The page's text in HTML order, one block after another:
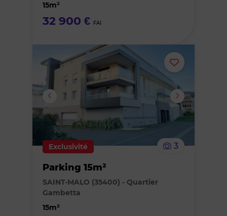
15m²
32 900 € FAI
Ajouter
ou
supprimer
Exclusivité 3
Parking 15m²
SAINT-MALO (35400) - Quartier
Gambetta
15m²